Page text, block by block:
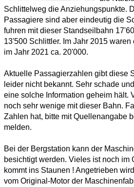
Schlittelweg die Anziehungspunkte.
Passagiere sind aber eindeutig die
fuhren mit dieser Standseilbahn
13'500 Schlittler. Im Jahr 2015
im Jahr 2021 ca. 20'000.
Aktuelle Passagierzahlen gibt diese
leider nicht bekannt. Sehr schade
eine solche Information geheim hält.
noch sehr wenige mit dieser Bahn.
Zahlen hat, bitte mit Quellenangabe
melden.
Bei der Bergstation kann der
besichtigt werden. Vieles ist noch im
kommt ins Staunen ! Angetrieben
vom Original-Motor der